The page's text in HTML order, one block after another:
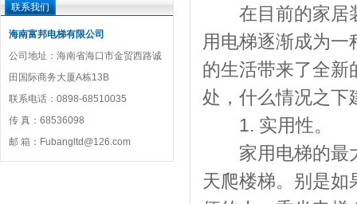
联系我们
海南富邦电梯有限公司
公司地址：海南省海口市金贸西路诚
田国际商务大厦A栋13B
联系电话：0898-68510035
传 真：68536098
邮 箱：Fubangltd@126.com
在目前的家居装
用电梯逐渐成为
的生活带来了全新
处，什么情况之下
1. 实用性。
家用电梯的最大
天爬楼梯。别是如